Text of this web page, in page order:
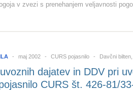
v zvezi s prenehanjem veljavnosti
maj 2002 CURS pojasnilo Davčni
dajatev in DDV pri
CURS št. 426-81/